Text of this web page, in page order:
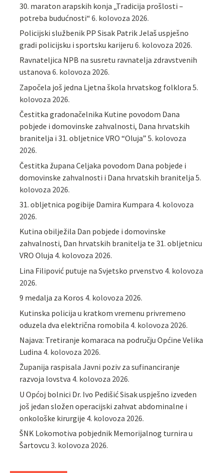
30. maraton arapskih konja „Tradicija prošlosti –
potreba budućnosti“ 6. kolovoza 2026.
Policijski službenik PP Sisak Patrik Jelaš uspješno
gradi policijsku i sportsku karijeru 6. kolovoza 2026.
Ravnateljica NPB na susretu ravnatelja zdravstvenih
ustanova 6. kolovoza 2026.
Započela još jedna Ljetna škola hrvatskog folklora 5.
kolovoza 2026.
Čestitka gradonačelnika Kutine povodom Dana
pobjede i domovinske zahvalnosti, Dana hrvatskih
branitelja i 31. obljetnice VRO “Oluja” 5. kolovoza
2026.
Čestitka župana Celjaka povodom Dana pobjede i
domovinske zahvalnosti i Dana hrvatskih branitelja 5.
kolovoza 2026.
31. obljetnica pogibije Damira Kumpara 4. kolovoza
2026.
Kutina obilježila Dan pobjede i domovinske
zahvalnosti, Dan hrvatskih branitelja te 31. obljetnicu
VRO Oluja 4. kolovoza 2026.
Lina Filipović putuje na Svjetsko prvenstvo 4. kolovoza
2026.
9 medalja za Koros 4. kolovoza 2026.
Kutinska policija u kratkom vremenu privremeno
oduzela dva električna romobila 4. kolovoza 2026.
Najava: Tretiranje komaraca na području Općine Velika
Ludina 4. kolovoza 2026.
Županija raspisala Javni poziv za sufinanciranje
razvoja lovstva 4. kolovoza 2026.
U Općoj bolnici Dr. Ivo Pedišić Sisak uspješno izveden
još jedan složen operacijski zahvat abdominalne i
onkološke kirurgije 4. kolovoza 2026.
ŠNK Lokomotiva pobjednik Memorijalnog turnira u
Šartovcu 3. kolovoza 2026.